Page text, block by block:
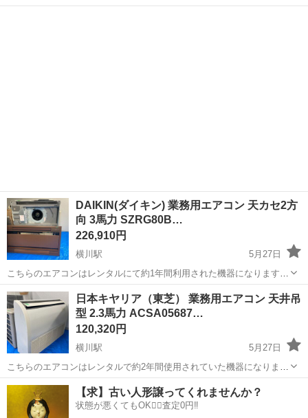
なります。 期的にフィルター清掃を行っており、メンテナンスの行き
DAIKIN(ダイキン) 業務用エアコン 天カセ2方
向 3馬力 SZRG80B…
226,910円
横川駅
5月27日
こちらのエアコンはレンタルにて約1年間利用された機器になります。
レンタル期間中は定期的にフィルター清掃、室内機洗浄を行っている
ため、メンテナンスの行き届いた状態の良いリユースエアコンとなっ
ています。 【仕様...
広島 広島市 横川駅 季節、空調家電 業務用エアコン
日本キヤリア（東芝） 業務用エアコン 天井吊
型 2.3馬力 ACSA05687…
120,320円
横川駅
5月27日
こちらのエアコンはレンタルで約2年間使用されていた機器になりま
す。 定期的にフィルター清掃を行っており、メンテナンスの行き届い
たリユースエアコンとなっています。 【仕様（主なスペック）】 種
類：業務用エ...
広島 広島市 横川駅 季節、空調家電 業務用エアコン
【求】古い人形譲ってくれませんか？
状態が悪くてもOK🙆‍♀️査定0円‼️